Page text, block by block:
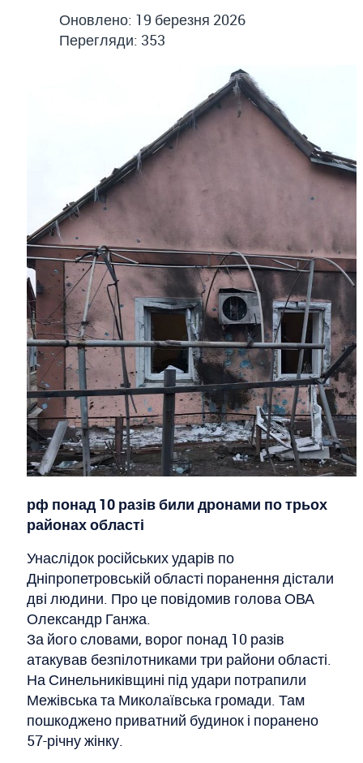
Оновлено: 19 березня 2026
Перегляди: 353
рф понад 10 разів били дронами по трьох
районах області
Унаслідок російських ударів по
Дніпропетровській області поранення дістали
дві людини. Про це повідомив голова ОВА
Олександр Ганжа.
За його словами, ворог понад 10 разів
атакував безпілотниками три райони області.
На Синельниківщині під удари потрапили
Межівська та Миколаївська громади. Там
пошкоджено приватний будинок і поранено
57-річну жінку.